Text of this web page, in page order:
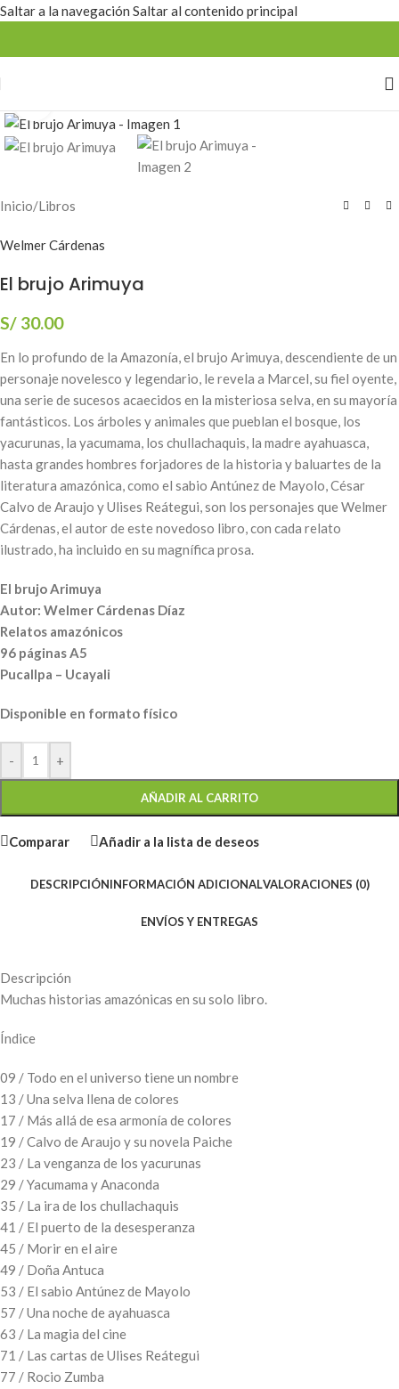
Saltar a la navegación Saltar al contenido principal
Inicio/Libros
Welmer Cárdenas
El brujo Arimuya
S/ 30.00
En lo profundo de la Amazonía, el brujo Arimuya, descendiente de un
personaje novelesco y legendario, le revela a Marcel, su fiel oyente,
una serie de sucesos acaecidos en la misteriosa selva, en su mayoría
fantásticos. Los árboles y animales que pueblan el bosque, los
yacurunas, la yacumama, los chullachaquis, la madre ayahuasca,
hasta grandes hombres forjadores de la historia y baluartes de la
literatura amazónica, como el sabio Antúnez de Mayolo, César
Calvo de Araujo y Ulises Reátegui, son los personajes que Welmer
Cárdenas, el autor de este novedoso libro, con cada relato
ilustrado, ha incluido en su magnífica prosa.
El brujo Arimuya
Autor: Welmer Cárdenas Díaz
Relatos amazónicos
96 páginas A5
Pucallpa – Ucayali
Disponible en formato físico
- +
AÑADIR AL CARRITO
Comparar Añadir a la lista de deseos
DESCRIPCIÓNINFORMACIÓN ADICIONALVALORACIONES (0)
ENVÍOS Y ENTREGAS
Descripción
Muchas historias amazónicas en su solo libro.
Índice
09 / Todo en el universo tiene un nombre
13 / Una selva llena de colores
17 / Más allá de esa armonía de colores
19 / Calvo de Araujo y su novela Paiche
23 / La venganza de los yacurunas
29 / Yacumama y Anaconda
35 / La ira de los chullachaquis
41 / El puerto de la desesperanza
45 / Morir en el aire
49 / Doña Antuca
53 / El sabio Antúnez de Mayolo
57 / Una noche de ayahuasca
63 / La magia del cine
71 / Las cartas de Ulises Reátegui
77 / Rocio Zumba